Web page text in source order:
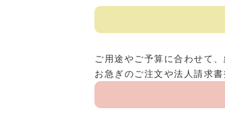
ご用途やご予算に合わせて
お急ぎのご注文や法人請求